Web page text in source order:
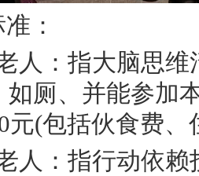
：
人：指大脑思
如厕、并能参加
元(包括伙食费
人：指行动依